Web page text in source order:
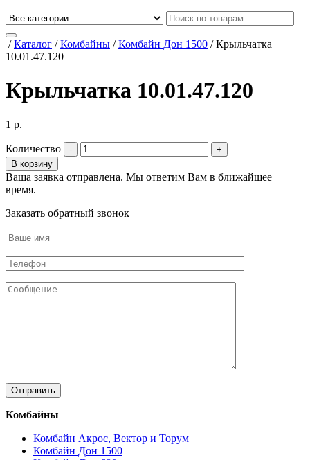
/Каталог /Комбайны /Комбайн Дон 1500 /Крыльчатка
10.01.47.120
Крыльчатка 10.01.47.120
1 р.
Количество
В корзину
Ваша заявка отправлена. Мы ответим Вам в ближайшее
время.
Заказать обратный звонок
Комбайны
Комбайн Акрос, Вектор и Торум
Комбайн Дон 1500